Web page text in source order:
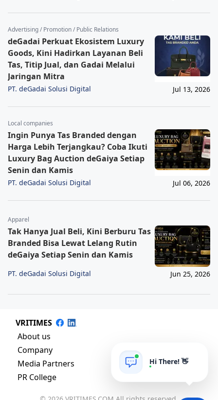
Advertising / Promotion / Public Relations
deGadai Perkuat Ekosistem Luxury
Goods, Kini Hadirkan Layanan Beli
Tas, Titip Jual, dan Gadai Melalui
Jaringan Mitra
PT. deGadai Solusi Digital Jul 13, 2026
Local companies
Ingin Punya Tas Branded dengan
Harga Lebih Terjangkau? Coba Ikuti
Luxury Bag Auction deGaiya Setiap
Senin dan Kamis
PT. deGadai Solusi Digital Jul 06, 2026
Apparel
Tak Hanya Jual Beli, Kini Berburu Tas
Branded Bisa Lewat Lelang Rutin
deGaiya Setiap Senin dan Kamis
PT. deGadai Solusi Digital Jun 25, 2026
VRITIMES
About us
Company
Media Partners
PR College
Hi There! 👋